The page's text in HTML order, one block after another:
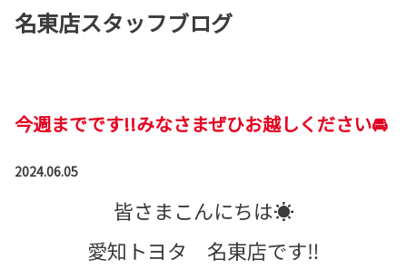
名東店スタッフブログ
今週までです!!みなさまぜひお越しください🚘
2024.06.05
皆さまこんにちは☀
愛知トヨタ 名東店です‼